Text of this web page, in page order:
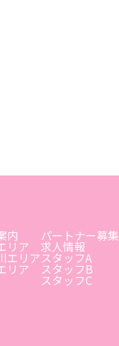
内
リア
エリア
リア
パートナー募集
求人情報
スタッフA
スタッフB
スタッフC